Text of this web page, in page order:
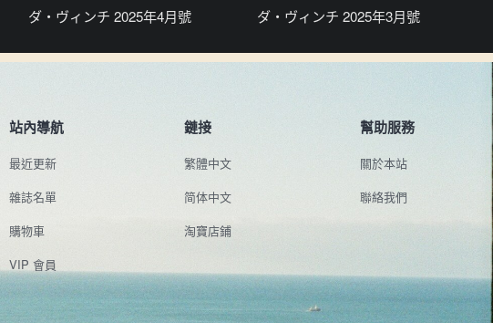
ダ・ヴィンチ 2025年4月號 ダ・ヴィンチ 2025年3月號
站內導航
最近更新
雜誌名單
購物車
VIP 會員
鏈接
繁體中文
简体中文
淘寶店鋪
幫助服務
關於本站
聯絡我們